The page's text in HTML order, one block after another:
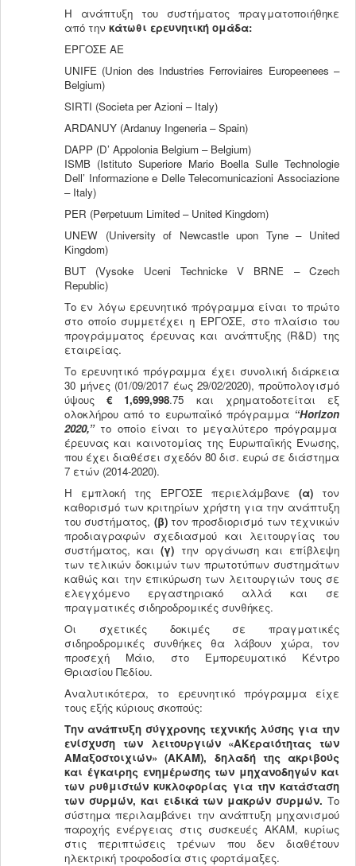
Η ανάπτυξη του συστήματος πραγματοποιήθηκε
από την κάτωθι ερευνητική ομάδα:
ΕΡΓΟΣΕ ΑΕ
UNIFE (Union des Industries Ferroviaires Europeenees –
Belgium)
SIRTI (Societa per Azioni – Italy)
ARDANUY (Ardanuy Ingeneria – Spain)
DAPP (D’ Appolonia Belgium – Belgium)
ISMB (Istituto Superiore Mario Boella Sulle Technologie
Dell’ Informazione e Delle Telecomunicazioni Associazione
– Italy)
PER (Perpetuum Limited – United Kingdom)
UNEW (University of Newcastle upon Tyne – United
Kingdom)
BUT (Vysoke Uceni Technicke V BRNE – Czech
Republic)
Το εν λόγω ερευνητικό πρόγραμμα είναι το πρώτο
στο οποίο συμμετέχει η ΕΡΓΟΣΕ, στο πλαίσιο του
προγράμματος έρευνας και ανάπτυξης (R&D) της
εταιρείας.
Το ερευνητικό πρόγραμμα έχει συνολική διάρκεια
30 μήνες (01/09/2017 έως 29/02/2020), προϋπολογισμό
ύψους€ 1,699,998.75 και χρηματοδοτείται εξ
ολοκλήρου από το ευρωπαϊκό πρόγραμμα “Horizon
2020,”το οποίο είναι το μεγαλύτερο πρόγραμμα
έρευνας και καινοτομίας της Ευρωπαϊκής Ένωσης,
που έχει διαθέσει σχεδόν 80 δισ. ευρώ σε διάστημα
7 ετών (2014-2020).
H εμπλοκή της ΕΡΓΟΣΕ περιελάμβανε (α)τον
καθορισμό των κριτηρίων χρήστη για την ανάπτυξη
του συστήματος, (β)τον προσδιορισμό των τεχνικών
προδιαγραφών σχεδιασμού και λειτουργίας του
συστήματος, και(γ) την οργάνωση και επίβλεψη
των τελικών δοκιμών των πρωτοτύπων συστημάτων
καθώς και την επικύρωση των λειτουργιών τους σε
ελεγχόμενο εργαστηριακό αλλά και σε
πραγματικές σιδηροδρομικές συνθήκες.
Οι σχετικές δοκιμές σε πραγματικές
σιδηροδρομικές συνθήκες θα λάβουν χώρα, τον
προσεχή Μάιο, στο Εμπορευματικό Κέντρο
Θριασίου Πεδίου.
Αναλυτικότερα, το ερευνητικό πρόγραμμα είχε
τους εξής κύριους σκοπούς:
Την ανάπτυξη σύγχρονης τεχνικής λύσης για την
ενίσχυση των λειτουργιών «ΑKεραιότητας των
ΑMαξοστοιχιών» (ΑΚΑΜ), δηλαδή της ακριβούς
και έγκαιρης ενημέρωσης των μηχανοδηγών και
των ρυθμιστών κυκλοφορίας για την κατάσταση
των συρμών, και ειδικά των μακρών συρμών. Το
σύστημα περιλαμβάνει την ανάπτυξη μηχανισμού
παροχής ενέργειας στις συσκευές ΑΚΑΜ, κυρίως
στις περιπτώσεις τρένων που δεν διαθέτουν
ηλεκτρική τροφοδοσία στις φορτάμαξες.